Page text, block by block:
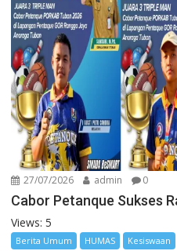
27/07/2026 admin 0
Cabor Petanque Sukses
Views: 5
Berita Umum HUMAS Kesiswaan